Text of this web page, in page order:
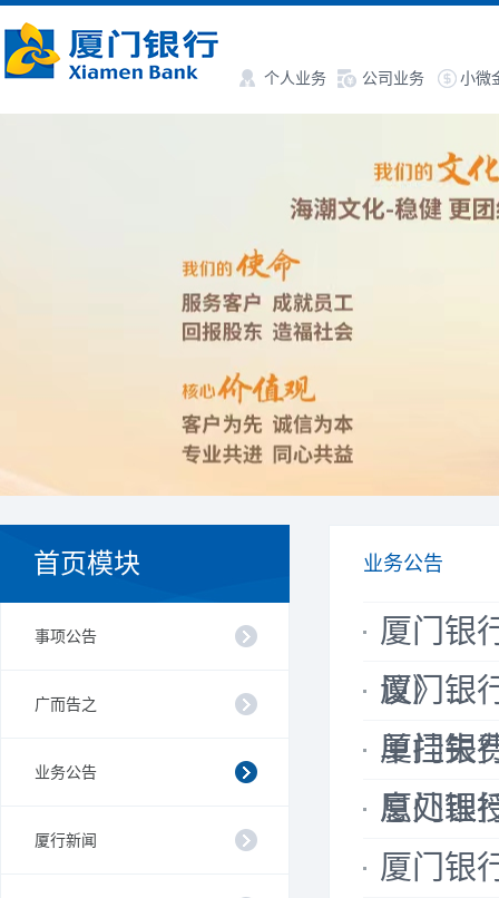
个人业务 公司业务 小微
首页模块
事项公告
广而告之
业务公告
厦行新闻
业务公告
厦门银
议》...
厦门银
单挂失
厦门银
息处理
厦门银
厦门银